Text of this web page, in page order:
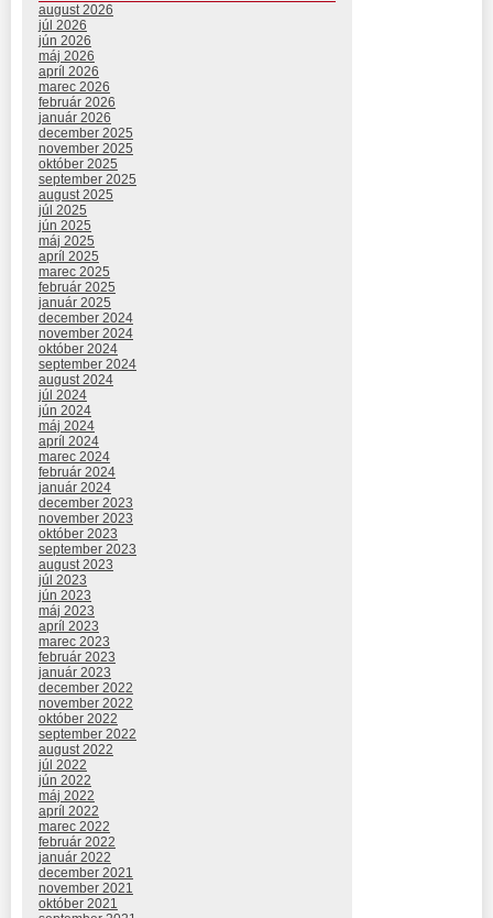
august 2026
júl 2026
jún 2026
máj 2026
apríl 2026
marec 2026
február 2026
január 2026
december 2025
november 2025
október 2025
september 2025
august 2025
júl 2025
jún 2025
máj 2025
apríl 2025
marec 2025
február 2025
január 2025
december 2024
november 2024
október 2024
september 2024
august 2024
júl 2024
jún 2024
máj 2024
apríl 2024
marec 2024
február 2024
január 2024
december 2023
november 2023
október 2023
september 2023
august 2023
júl 2023
jún 2023
máj 2023
apríl 2023
marec 2023
február 2023
január 2023
december 2022
november 2022
október 2022
september 2022
august 2022
júl 2022
jún 2022
máj 2022
apríl 2022
marec 2022
február 2022
január 2022
december 2021
november 2021
október 2021